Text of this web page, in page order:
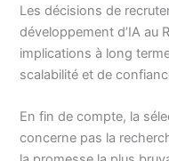
Les décisions de
développement d’IA au
implications à long
scalabilité et de
En fin de compte, la
concerne pas la